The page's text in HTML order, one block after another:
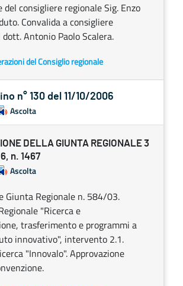
del consigliere regionale Sig. Enzo
Convalida a consigliere
Antonio Paolo Scalera.
del Consiglio regionale
n° 130 del 11/10/2006
Ascolta
DELLA GIUNTA REGIONALE 3
n. 1467
Ascolta
Giunta Regionale n. 584/03.
"Ricerca e
trasferimento e programmi a
innovativo", intervento 2.1.
"Innovalo". Approvazione